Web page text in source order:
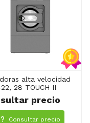
alta velocidad
28 TOUCH II
precio
Consultar precio